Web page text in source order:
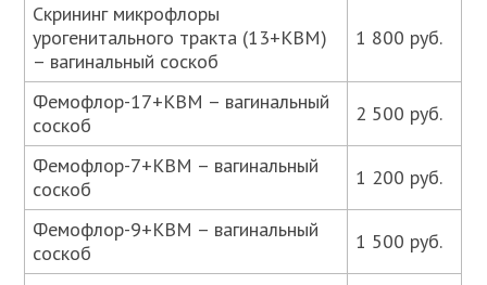
Скрининг микрофлоры
урогенитального тракта (13+КВМ)
– вагинальный соскоб
1 800 руб.
Фемофлор-17+КВМ – вагинальный
соскоб
2 500 руб.
Фемофлор-7+КВМ – вагинальный
соскоб
1 200 руб.
Фемофлор-9+КВМ – вагинальный
соскоб
1 500 руб.